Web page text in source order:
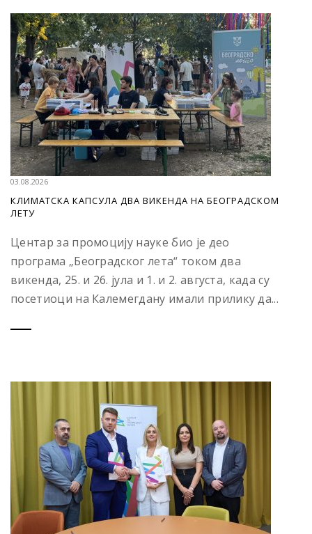
03.08.2026
КЛИМАТСКА КАПСУЛА ДВА ВИКЕНДА НА БЕОГРАДСКОМ
ЛЕТУ
Центар за промоцију науке био је део
програма „Београдског лета“ током два
викенда, 25. и 26. јула и 1. и 2. августа, када су
посетиоци на Калемегдану имали прилику да...